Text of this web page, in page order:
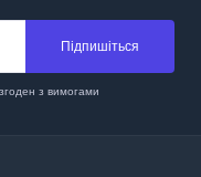
Підпишіться
згоден з вимогами